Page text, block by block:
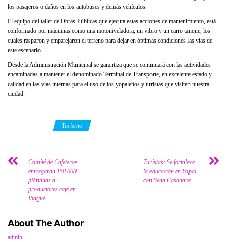
los pasajeros o daños en los autobuses y demás vehículos.
El equipo del taller de Obras Públicas que ejecuta estas acciones de mantenimiento, está
conformado por máquinas como una motoniveladora, un vibro y un carro tanque, los
cuales rasparon y emparejaron el terreno para dejar en óptimas condiciones las vías de
este escenario.
Desde la Administración Municipal se garantiza que se continuará con las actividades
encaminadas a mantener el denominado Terminal de Transporte, en excelente estado y
calidad en las vías internas para el uso de los yopaleños y turistas que visiten nuestra
ciudad.
Turismo
Comité de Cafeteros
entregarán 150.000
plántulas a
productores café en
Ibaguè
Turistas: Se fortalece
la educación en Yopal
con Sena Casanare
About The Author
admin